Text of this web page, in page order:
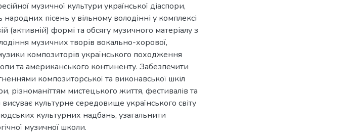
музичної культури української діаспори,
народних пісень у вільному володінні у комплексі
(активній) формі та обсягу музичного матеріалу з
музичних творів вокально-хорової,
композиторів українського походження
та американського континенту. Забезпечити
композиторської та виконавської шкіл
різноманіттям мистецького життя, фестивалів та
культурне середовище українського світу
культурних надбань, узагальнити
музичної школи.